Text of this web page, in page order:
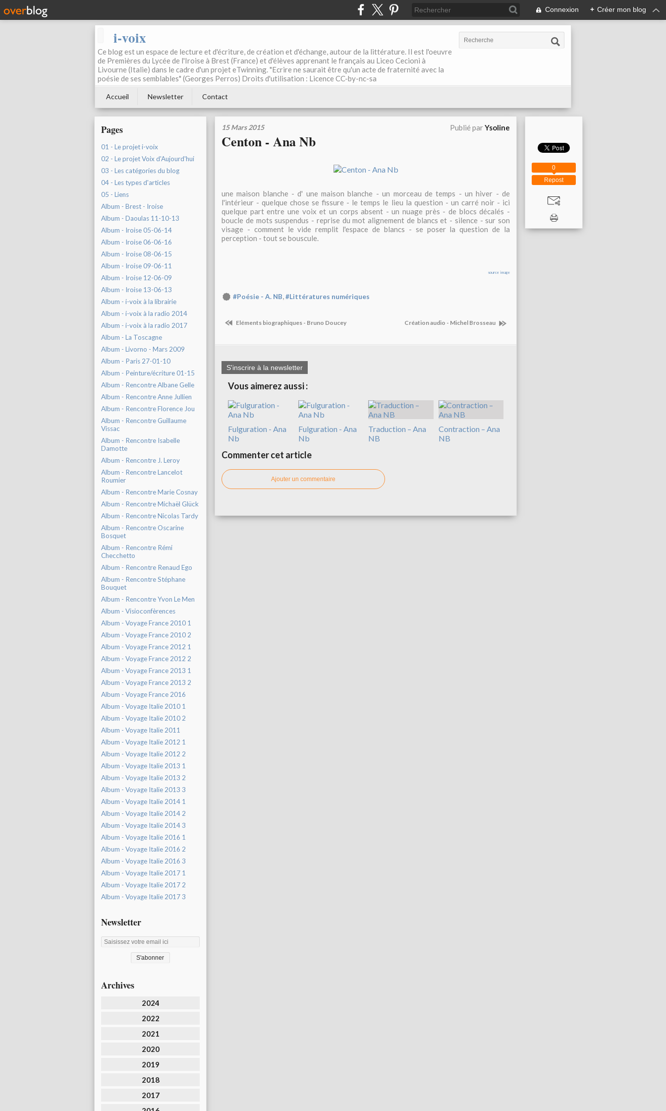
Connexion + Créer mon blog
i-voix
Ce blog est un espace de lecture et d'écriture, de création et d'échange, autour de la littérature. Il est l'oeuvre
de Premières du Lycée de l'Iroise à Brest (France) et d'élèves apprenant le français au Liceo Cecioni à
Livourne (Italie) dans le cadre d'un projet eTwinning. "Ecrire ne saurait être qu'un acte de fraternité avec la
poésie de ses semblables" (Georges Perros) Droits d'utilisation : Licence CC-by-nc-sa
Accueil Newsletter Contact
Pages
01 - Le projet i-voix
02 - Le projet Voix d'Aujourd'hui
03 - Les catégories du blog
04 - Les types d'articles
05 - Liens
Album - Brest - Iroise
Album - Daoulas 11-10-13
Album - Iroise 05-06-14
Album - Iroise 06-06-16
Album - Iroise 08-06-15
Album - Iroise 09-06-11
Album - Iroise 12-06-09
Album - Iroise 13-06-13
Album - i-voix à la librairie
Album - i-voix à la radio 2014
Album - i-voix à la radio 2017
Album - La Toscagne
Album - Livorno - Mars 2009
Album - Paris 27-01-10
Album - Peinture/écriture 01-15
Album - Rencontre Albane Gelle
Album - Rencontre Anne Jullien
Album - Rencontre Florence Jou
Album - Rencontre Guillaume
Vissac
Album - Rencontre Isabelle
Damotte
Album - Rencontre J. Leroy
Album - Rencontre Lancelot
Roumier
Album - Rencontre Marie Cosnay
Album - Rencontre Michaël Glück
Album - Rencontre Nicolas Tardy
Album - Rencontre Oscarine
Bosquet
Album - Rencontre Rémi
Checchetto
Album - Rencontre Renaud Ego
Album - Rencontre Stéphane
Bouquet
Album - Rencontre Yvon Le Men
Album - Visioconfèrences
Album - Voyage France 2010 1
Album - Voyage France 2010 2
Album - Voyage France 2012 1
Album - Voyage France 2012 2
Album - Voyage France 2013 1
Album - Voyage France 2013 2
Album - Voyage France 2016
Album - Voyage Italie 2010 1
Album - Voyage Italie 2010 2
Album - Voyage Italie 2011
Album - Voyage Italie 2012 1
Album - Voyage Italie 2012 2
Album - Voyage Italie 2013 1
Album - Voyage Italie 2013 2
Album - Voyage Italie 2013 3
Album - Voyage Italie 2014 1
Album - Voyage Italie 2014 2
Album - Voyage Italie 2014 3
Album - Voyage Italie 2016 1
Album - Voyage Italie 2016 2
Album - Voyage Italie 2016 3
Album - Voyage Italie 2017 1
Album - Voyage Italie 2017 2
Album - Voyage Italie 2017 3
Newsletter
Archives
2024
2022
2021
2020
2019
2018
2017
15 Mars 2015 Publié parYsoline
Centon - Ana Nb
une maison blanche - d' une maison blanche - un morceau de temps - un hiver - de
l'intérieur - quelque chose se fissure - le temps le lieu la question - un carré noir - ici
quelque part entre une voix et un corps absent - un nuage près - de blocs décalés -
boucle de mots suspendus - reprise du mot alignement de blancs et - silence - sur son
visage - comment le vide remplit l'espace de blancs - se poser la question de la
perception - tout se bouscule.
source image
#Poésie - A. NB,#Littératures numériques
Eléments biographiques - Bruno Doucey Création audio - Michel Brosseau
S'inscrire à la newsletter
Vous aimerez aussi :
Fulguration - Ana
Nb
Fulguration - Ana
Nb
Traduction – Ana
NB
Contraction – Ana
NB
Commenter cet article
Ajouter un commentaire
Repost
0